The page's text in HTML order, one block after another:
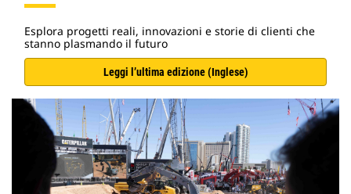
Esplora progetti reali, innovazioni e storie di clienti che
stanno plasmando il futuro
Leggi l’ultima edizione (Inglese)